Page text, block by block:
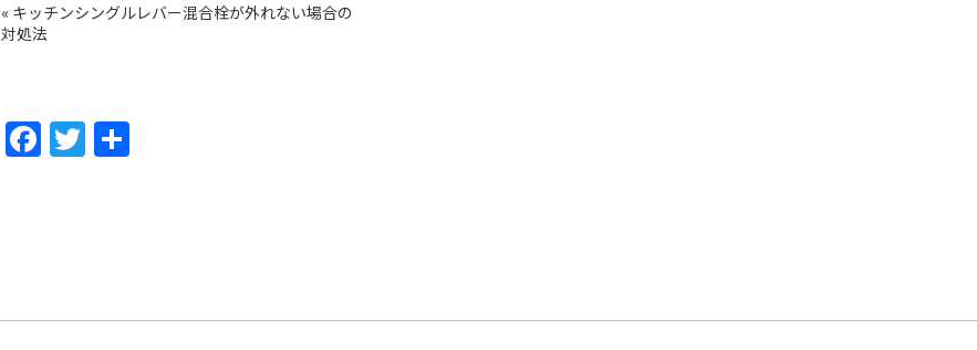
« キッチンシングルレバー混合栓が外れない場合の
対処法
F
o
T